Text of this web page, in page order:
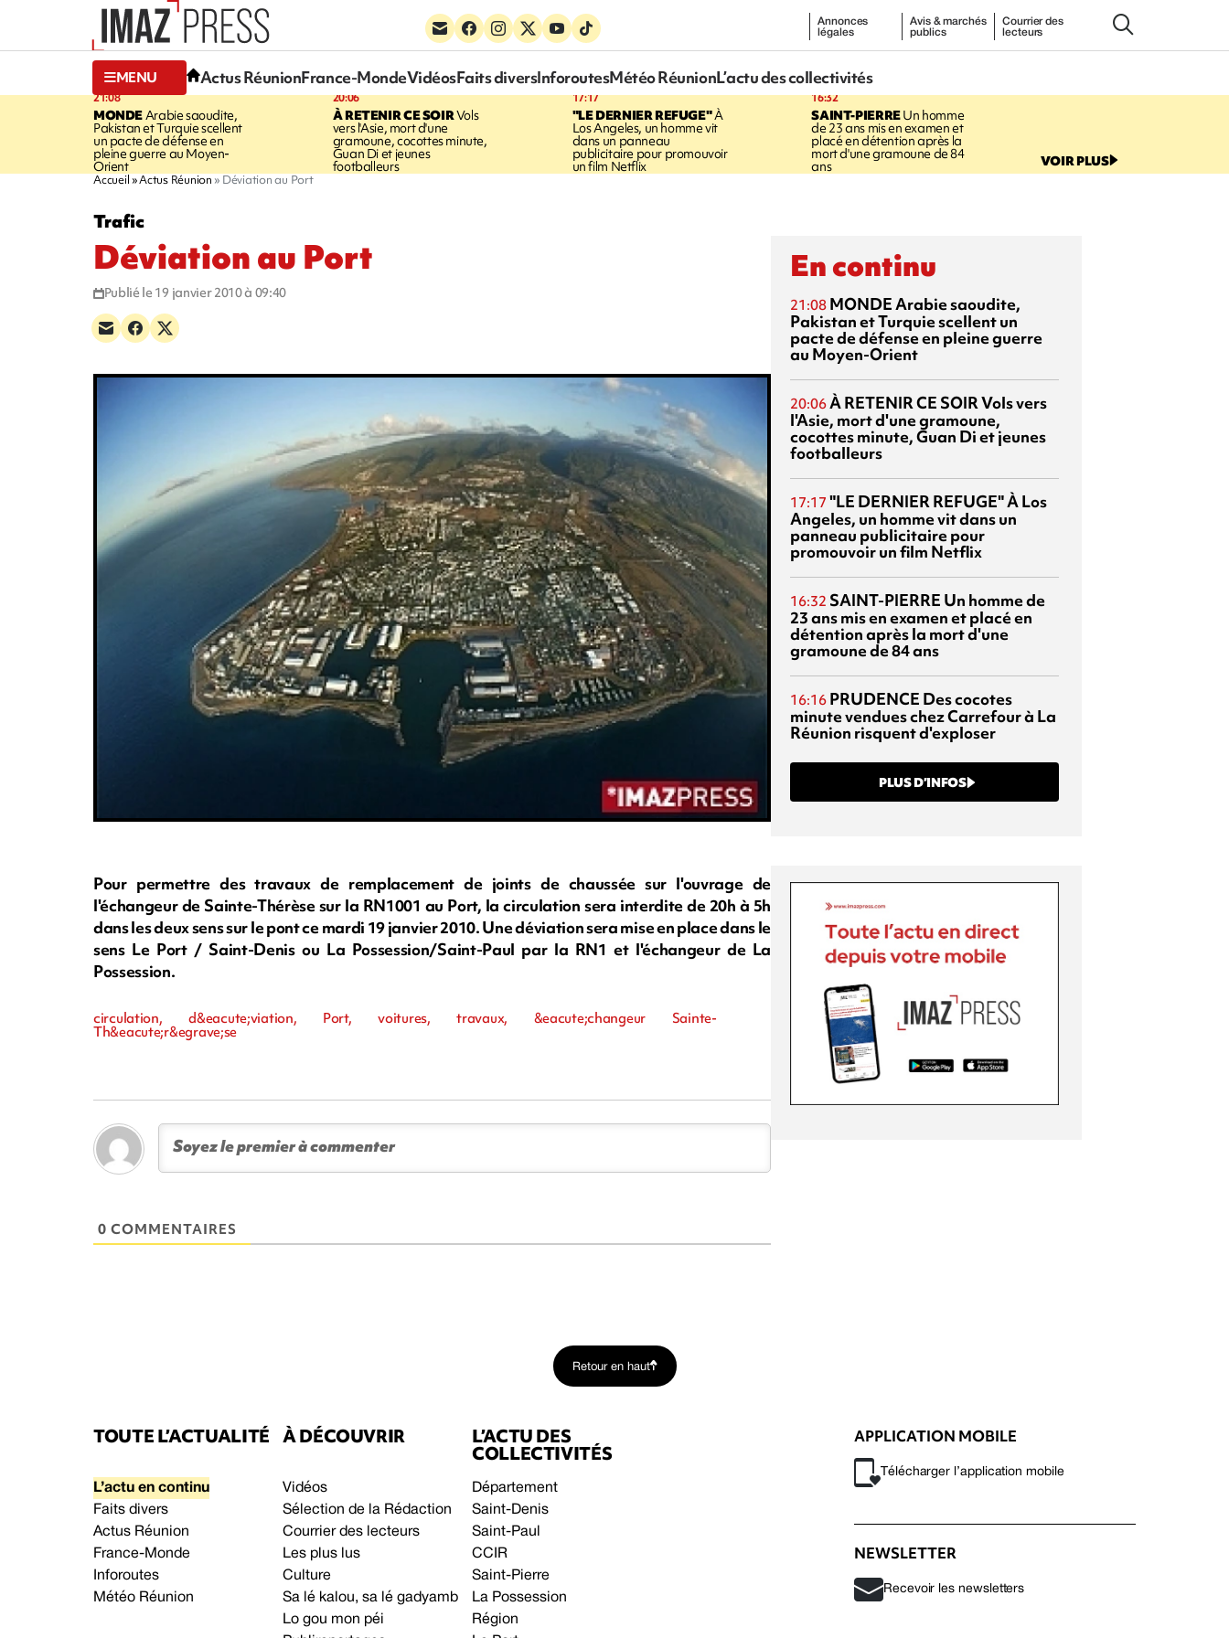
Annonces
légales
Avis & marchés
publics
Courrier des
lecteurs
MENU Actus RéunionFrance-MondeVidéosFaits diversInforoutesMétéo RéunionL’actu des collectivités
21:08
MONDE Arabie saoudite,
Pakistan et Turquie scellent
un pacte de défense en
pleine guerre au Moyen-
Orient
20:06
À RETENIR CE SOIRVols
vers l'Asie, mort d'une
gramoune, cocottes minute,
Guan Di et jeunes
footballeurs
17:17
"LE DERNIER REFUGE"À
Los Angeles, un homme vit
dans un panneau
publicitaire pour promouvoir
un film Netflix
16:32
SAINT-PIERREUn homme
de 23 ans mis en examen et
placé en détention après la
mort d'une gramoune de 84
ans VOIR PLUS
Accueil Actus Réunion Déviation au Port
Trafic
Déviation au Port
Publié le 19 janvier 2010 à 09:40
Pour permettre des travaux de remplacement de joints de chaussée sur l'ouvrage de
l'échangeur de Sainte-Thérèse sur la RN1001 au Port, la circulation sera interdite de 20h à 5h
dans les deux sens sur le pont ce mardi 19 janvier 2010. Une déviation sera mise en place dans le
sens Le Port / Saint-Denis ou La Possession/Saint-Paul par la RN1 et l'échangeur de La
Possession.
circulation, d&eacute;viation, Port, voitures, travaux, &eacute;changeur Sainte-
Th&eacute;r&egrave;se
0 COMMENTAIRES
En continu
21:08 MONDEArabie saoudite,
Pakistan et Turquie scellent un
pacte de défense en pleine guerre
au Moyen-Orient
20:06À RETENIR CE SOIRVols vers
l'Asie, mort d'une gramoune,
cocottes minute, Guan Di et jeunes
footballeurs
17:17 "LE DERNIER REFUGE"À Los
Angeles, un homme vit dans un
panneau publicitaire pour
promouvoir un film Netflix
16:32 SAINT-PIERRE Un homme de
23 ans mis en examen et placé en
détention après la mort d'une
gramoune de 84 ans
16:16 PRUDENCE Des cocotes
minute vendues chez Carrefour à La
Réunion risquent d'exploser
PLUS D’INFOS
Retour en haut
TOUTE L’ACTUALITÉ
L’actu en continu
Faits divers
Actus Réunion
France-Monde
Inforoutes
Météo Réunion
À DÉCOUVRIR
Vidéos
Sélection de la Rédaction
Courrier des lecteurs
Les plus lus
Culture
Sa lé kalou, sa lé gadyamb
Lo gou mon péi
L’ACTU DES
COLLECTIVITÉS
Département
Saint-Denis
Saint-Paul
CCIR
Saint-Pierre
La Possession
Région
APPLICATION MOBILE
Télécharger l’application mobile
NEWSLETTER
Recevoir les newsletters